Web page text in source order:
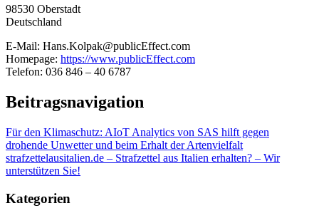
98530 Oberstadt
Deutschland
E-Mail: Hans.Kolpak@publicEffect.com
Homepage: https://www.publicEffect.com
Telefon: 036 846 – 40 6787
Beitragsnavigation
Für den Klimaschutz: AIoT Analytics von SAS hilft gegen
drohende Unwetter und beim Erhalt der Artenvielfalt
strafzettelausitalien.de – Strafzettel aus Italien erhalten? – Wir
unterstützen Sie!
Kategorien